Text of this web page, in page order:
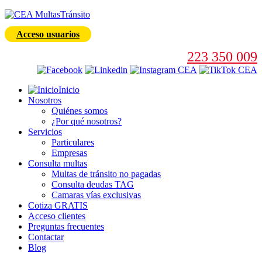
Acceso usuarios
223 350 009
Inicio
Nosotros
Quiénes somos
¿Por qué nosotros?
Servicios
Particulares
Empresas
Consulta multas
Multas de tránsito no pagadas
Consulta deudas TAG
Camaras vías exclusivas
Cotiza GRATIS
Acceso clientes
Preguntas frecuentes
Contactar
Blog